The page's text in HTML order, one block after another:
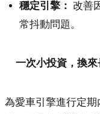
穩定引擎： 改善
常抖動問題。
一次小投資，換
為愛車引擎進行定